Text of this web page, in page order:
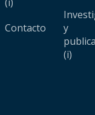
Contacto
y
(i)